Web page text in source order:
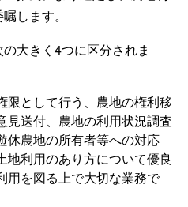
します。
大きく4つに区分されま
限として行う、農地の権利移
見送付、農地の利用状況調査
休農地の所有者等への対応
地利用のあり方について優良
用を図る上で大切な業務で